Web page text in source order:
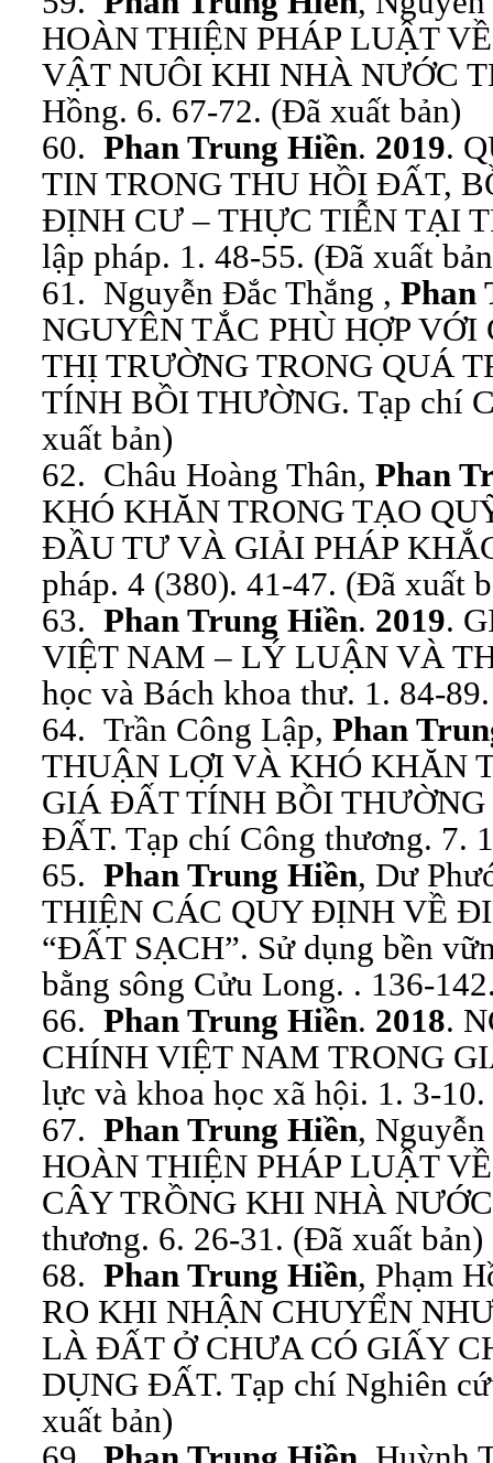
HOÀN THIỆN PHÁP LUẬT
VẬT NUÔI KHI NHÀ NƯỚC
Hồng. 6. 67-72. (Đã xuất bản)
60. Phan Trung Hiền. 2019.
TIN TRONG THU HỒI ĐẤT,
ĐỊNH CƯ – THỰC TIỄN TẠI
lập pháp. 1. 48-55. (Đã xuất
61. Nguyễn Đắc Thắng , Phan
NGUYÊN TẮC PHÙ HỢP
THỊ TRƯỜNG TRONG QUÁ
TÍNH BỒI THƯỜNG. Tạp chí
xuất bản)
62. Châu Hoàng Thân, Phan
KHÓ KHĂN TRONG TẠO
ĐẦU TƯ VÀ GIẢI PHÁP
pháp. 4 (380). 41-47. (Đã xuất
63. Phan Trung Hiền. 2019.
VIỆT NAM – LÝ LUẬN VÀ
học và Bách khoa thư. 1. 84-
64. Trần Công Lập, Phan
THUẬN LỢI VÀ KHÓ KHĂN
GIÁ ĐẤT TÍNH BỒI
ĐẤT. Tạp chí Công thương. 7.
65. Phan Trung Hiền, Dư
THIỆN CÁC QUY ĐỊNH VỀ
“ĐẤT SẠCH”. Sử dụng bền
bằng sông Cửu Long. . 136-
66. Phan Trung Hiền. 2018.
CHÍNH VIỆT NAM TRONG
lực và khoa học xã hội. 1. 3-
67. Phan Trung Hiền,
HOÀN THIỆN PHÁP LUẬT
CÂY TRỒNG KHI NHÀ
thương. 6. 26-31. (Đã xuất bản)
68. Phan Trung Hiền, Phạm
RO KHI NHẬN CHUYỂN
LÀ ĐẤT Ở CHƯA CÓ GIẤY
DỤNG ĐẤT. Tạp chí Nghiên
xuất bản)